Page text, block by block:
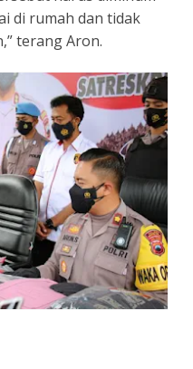
di rumah dan tidak
terang Aron.